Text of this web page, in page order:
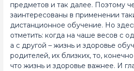
предметов и так далее. Поэтому
заинтересованы в применении
дистанционное обучение. Но
отметить: когда на чаше весов с
а с другой – жизнь и здоровье
родителей, их близких, то,
что жизнь и здоровье важнее. И